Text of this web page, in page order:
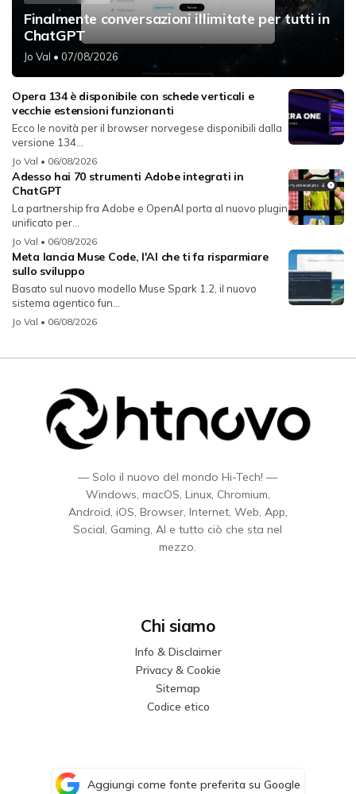
Finalmente conversazioni illimitate per tutti in
ChatGPT
Jo Val • 07/08/2026
Opera 134 è disponibile con schede verticali e
vecchie estensioni funzionanti
Ecco le novità per il browser norvegese disponibili dalla
versione 134...
Jo Val • 06/08/2026
Adesso hai 70 strumenti Adobe integrati in
ChatGPT
La partnership fra Adobe e OpenAI porta al nuovo plugin
unificato per...
Jo Val • 06/08/2026
Meta lancia Muse Code, l'AI che ti fa risparmiare
sullo sviluppo
Basato sul nuovo modello Muse Spark 1.2, il nuovo
sistema agentico fun...
Jo Val • 06/08/2026
— Solo il nuovo del mondo Hi-Tech! —
Windows, macOS, Linux, Chromium,
Android, iOS, Browser, Internet, Web, App,
Social, Gaming, AI e tutto ciò che sta nel
mezzo.
Chi siamo
Info & Disclaimer
Privacy & Cookie
Sitemap
Codice etico
Aggiungi come fonte preferita su Google